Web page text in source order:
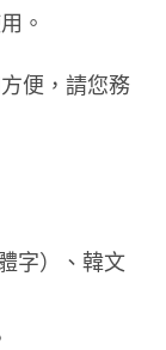
。
便，請您務
字）、韓文